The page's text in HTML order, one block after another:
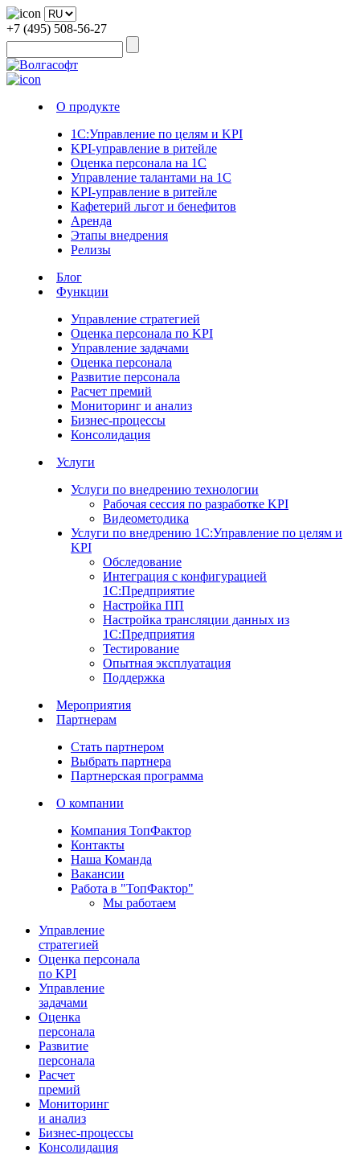
+7 (495) 508-56-27
О продукте
1С:Управление по целям и KPI
KPI-управление в ритейле
Оценка персонала на 1С
Управление талантами на 1С
KPI-управление в ритейле
Кафетерий льгот и бенефитов
Аренда
Этапы внедрения
Релизы
Блог
Функции
Управление стратегией
Оценка персонала по KPI
Управление задачами
Оценка персонала
Развитие персонала
Расчет премий
Мониторинг и анализ
Бизнес-процессы
Консолидация
Услуги
Услуги по внедрению технологии
Рабочая сессия по разработке KPI
Видеометодика
Услуги по внедрению 1С:Управление по целям и
KPI
Обследование
Интеграция с конфигурацией
1С:Предприятие
Настройка ПП
Настройка трансляции данных из
1С:Предприятия
Тестирование
Опытная эксплуатация
Поддержка
Мероприятия
Партнерам
Стать партнером
Выбрать партнера
Партнерская программа
О компании
Компания ТопФактор
Контакты
Наша Команда
Вакансии
Работа в "ТопФактор"
Мы работаем
Управление
стратегией
Оценка персонала
по KPI
Управление
задачами
Оценка
персонала
Развитие
персонала
Расчет
премий
Мониторинг
и анализ
Бизнес-процессы
Консолидация